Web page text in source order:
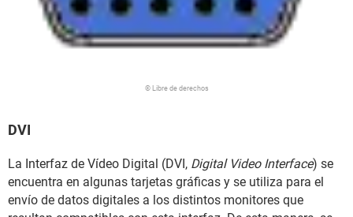
© Libre de derechos
DVI
La Interfaz de Vídeo Digital (DVI, Digital Video Interface) se
encuentra en algunas tarjetas gráficas y se utiliza para el
envío de datos digitales a los distintos monitores que